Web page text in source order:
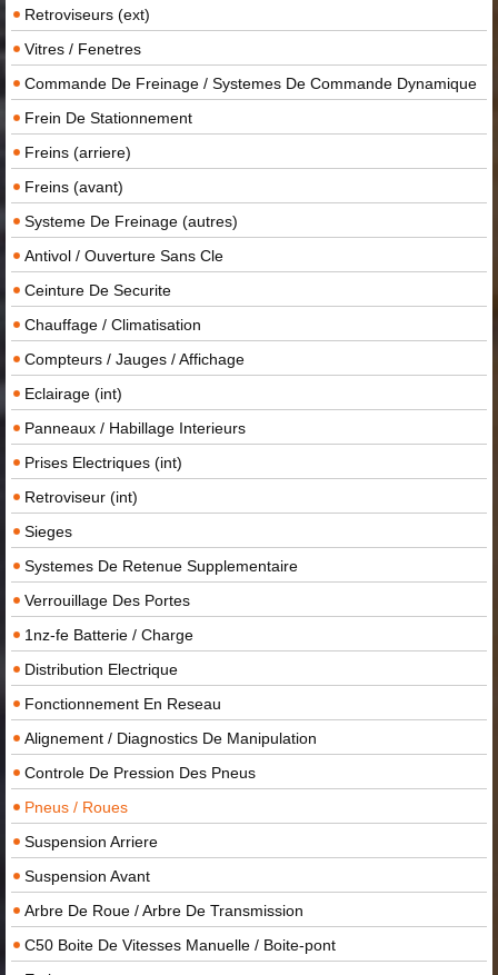
Retroviseurs (ext)
Vitres / Fenetres
Commande De Freinage / Systemes De Commande Dynamique
Frein De Stationnement
Freins (arriere)
Freins (avant)
Systeme De Freinage (autres)
Antivol / Ouverture Sans Cle
Ceinture De Securite
Chauffage / Climatisation
Compteurs / Jauges / Affichage
Eclairage (int)
Panneaux / Habillage Interieurs
Prises Electriques (int)
Retroviseur (int)
Sieges
Systemes De Retenue Supplementaire
Verrouillage Des Portes
1nz-fe Batterie / Charge
Distribution Electrique
Fonctionnement En Reseau
Alignement / Diagnostics De Manipulation
Controle De Pression Des Pneus
Pneus / Roues
Suspension Arriere
Suspension Avant
Arbre De Roue / Arbre De Transmission
C50 Boite De Vitesses Manuelle / Boite-pont